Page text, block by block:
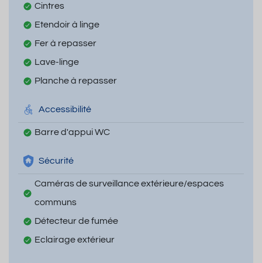
Cintres
Etendoir à linge
Fer à repasser
Lave-linge
Planche à repasser
Accessibilité
Barre d'appui WC
Sécurité
Caméras de surveillance extérieure/espaces
communs
Détecteur de fumée
Eclairage extérieur